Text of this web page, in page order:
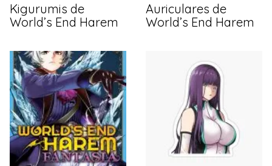
Kigurumis de
World’s End Harem
Auriculares de
World’s End Harem